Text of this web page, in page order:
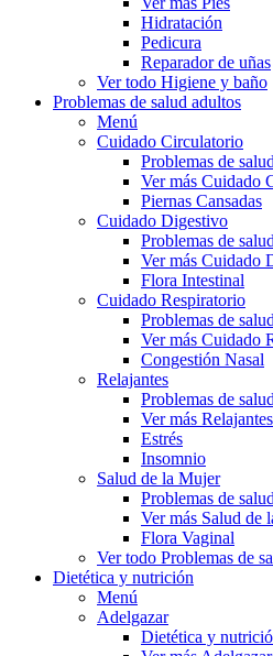
Hidratación
Pedicura
Reparador de uñas
Ver todo Higiene y baño
Problemas de salud adultos
Menú
Cuidado Circulatorio
Problemas de
Ver más Cuidado
Piernas Cansadas
Cuidado Digestivo
Problemas de
Ver más Cuidado
Flora Intestinal
Cuidado Respiratorio
Problemas de
Ver más Cuidado
Congestión Nasal
Relajantes
Problemas de
Ver más Relajantes
Estrés
Insomnio
Salud de la Mujer
Problemas de
Ver más Salud de
Flora Vaginal
Ver todo Problemas de
Dietética y nutrición
Menú
Adelgazar
Dietética y